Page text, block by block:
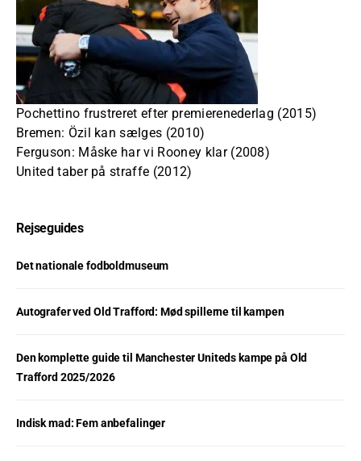
Pochettino frustreret efter premierenederlag (2015)
Bremen: Özil kan sælges (2010)
Ferguson: Måske har vi Rooney klar (2008)
United taber på straffe (2012)
Rejseguides
Det nationale fodboldmuseum
Autografer ved Old Trafford: Mød spillerne til kampen
Den komplette guide til Manchester Uniteds kampe på Old
Trafford 2025/2026
Indisk mad: Fem anbefalinger